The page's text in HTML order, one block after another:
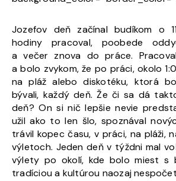
Jozefov deň začínal budíkom o
hodiny pracoval, poobede
a večer znova do práce.
a bolo zvykom, že po práci, okolo
na pláž alebo diskotéku, ktorá
bývali, každý deň. Že či sa dá
deň? On si nič lepšie nevie
užil ako to len šlo, spoznával
trávil kopec času, v práci, na pláži,
výletoch. Jeden deň v týždni mal
výlety po okolí, kde bolo miest s
tradíciou a kultúrou naozaj